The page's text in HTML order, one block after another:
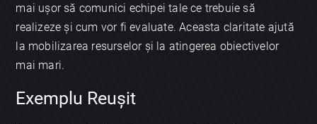
mai ușor să comunici echipei tale ce trebuie să
realizeze și cum vor fi evaluate. Aceasta claritate ajută
la mobilizarea resurselor și la atingerea obiectivelor
mai mari.
Exemplu Reușit